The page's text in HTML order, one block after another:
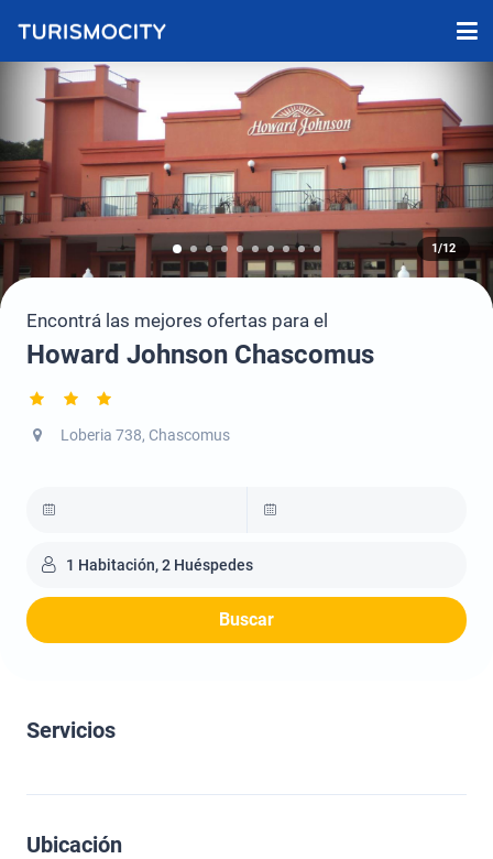
1/12
Encontrá las mejores ofertas para el
Howard Johnson Chascomus
Loberia 738, Chascomus
1 Habitación, 2 Huéspedes
Buscar
Servicios
Ubicación